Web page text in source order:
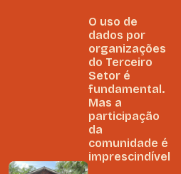
O uso de
dados por
organizações
do Terceiro
Setor é
fundamental.
Mas a
participação
da
comunidade é
imprescindível